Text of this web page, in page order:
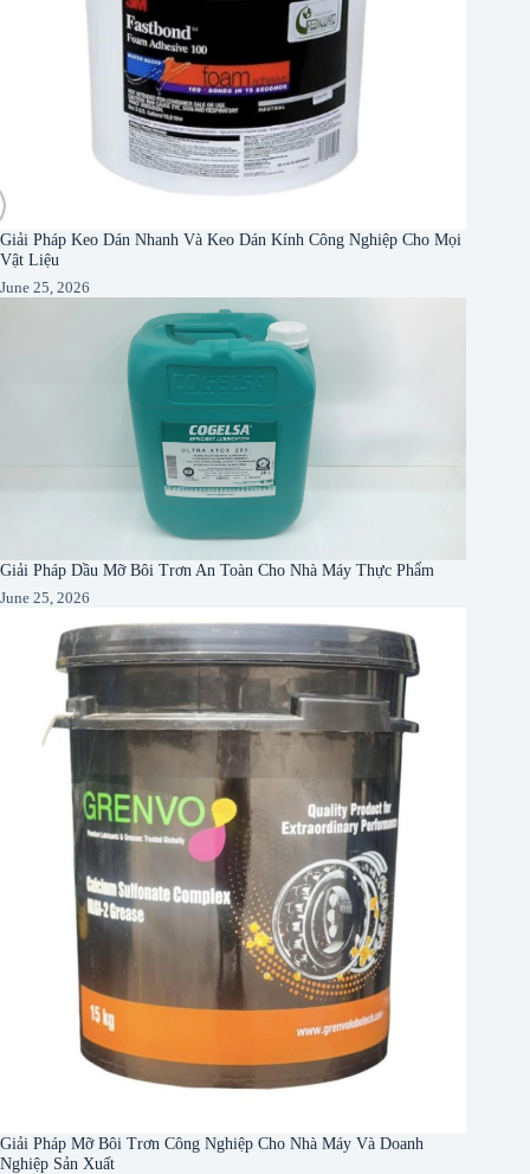
Giải Pháp Keo Dán Nhanh Và Keo Dán Kính Công Nghiệp Cho Mọi
Vật Liệu
June 25, 2026
Giải Pháp Dầu Mỡ Bôi Trơn An Toàn Cho Nhà Máy Thực Phẩm
June 25, 2026
Giải Pháp Mỡ Bôi Trơn Công Nghiệp Cho Nhà Máy Và Doanh
Nghiệp Sản Xuất